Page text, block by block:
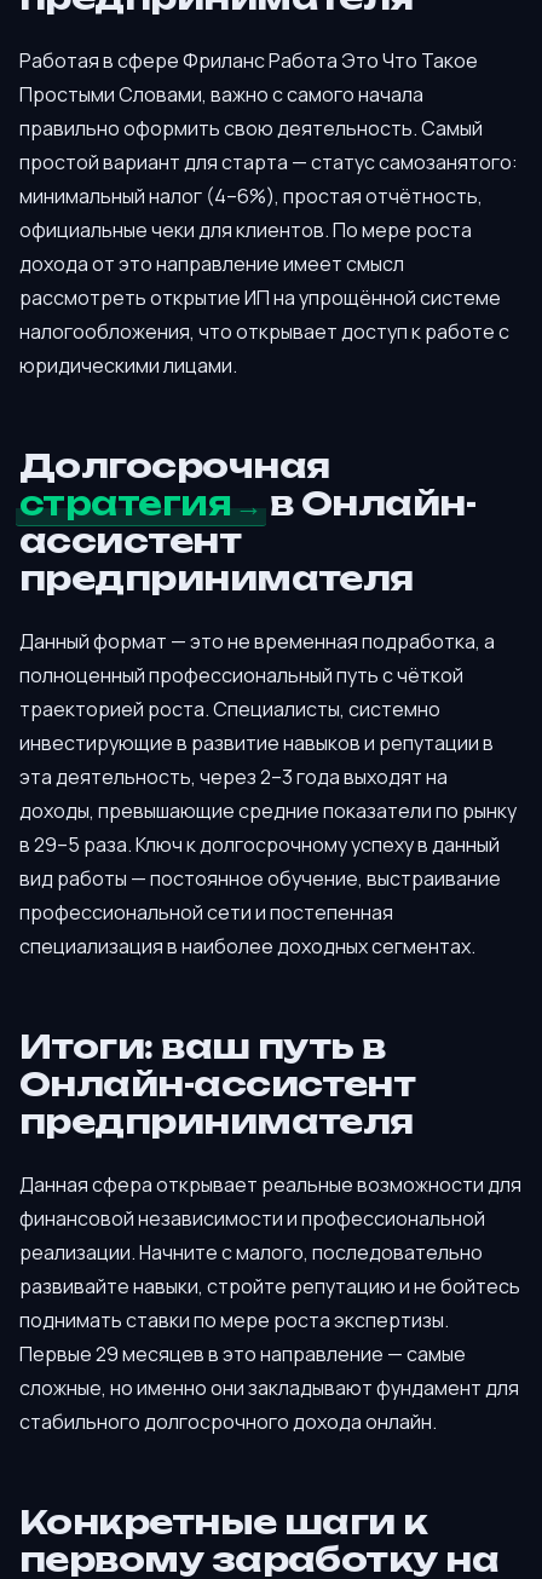
Работая в сфере Фриланс Работа Это Что Такое
Простыми Словами, важно с самого начала
правильно оформить свою деятельность. Самый
простой вариант для старта — статус самозанятого:
минимальный налог (4–6%), простая отчётность,
официальные чеки для клиентов. По мере роста
дохода от это направление имеет смысл
рассмотреть открытие ИП на упрощённой системе
налогообложения, что открывает доступ к работе с
юридическими лицами.
Долгосрочная
стратегия
в Онлайн-
ассистент
предпринимателя
Данный формат — это не временная подработка, а
полноценный профессиональный путь с чёткой
траекторией роста. Специалисты, системно
инвестирующие в развитие навыков и репутации в
эта деятельность, через 2–3 года выходят на
доходы, превышающие средние показатели по рынку
в 29–5 раза. Ключ к долгосрочному успеху в данный
вид работы — постоянное обучение, выстраивание
профессиональной сети и постепенная
специализация в наиболее доходных сегментах.
Итоги: ваш путь в
Онлайн-ассистент
предпринимателя
Данная сфера открывает реальные возможности для
финансовой независимости и профессиональной
реализации. Начните с малого, последовательно
развивайте навыки, стройте репутацию и не бойтесь
поднимать ставки по мере роста экспертизы.
Первые 29 месяцев в это направление — самые
сложные, но именно они закладывают фундамент для
стабильного долгосрочного дохода онлайн.
Конкретные шаги к
первому заработку на